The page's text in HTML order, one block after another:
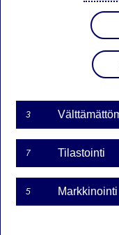
Tilaa Funds
kiinnostavia
3
7 Tilastointi
5 Markkinointi